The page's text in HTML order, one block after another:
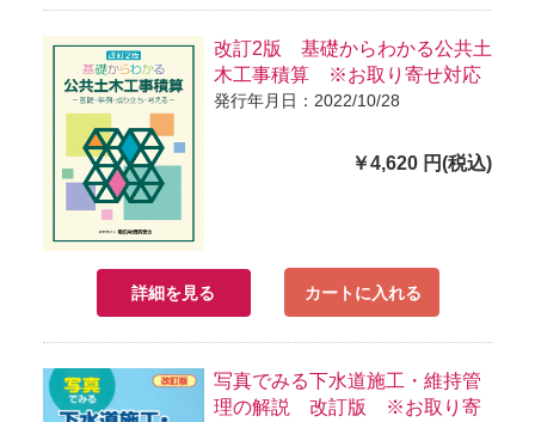
改訂2版 基礎からわかる公共土
木工事積算 ※お取り寄せ対応
発行年月日：2022/10/28
￥4,620 円(税込)
詳細を見る カートに入れる
写真でみる下水道施工・維持管
理の解説 改訂版 ※お取り寄